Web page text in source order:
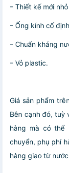
– Thiết kế mới
– Ống kính cố
– Chuẩn kháng
– Vỏ plastic.
Giá sản phẩm
Bên cạnh đó, tuỳ
hàng mà có thể
chuyển, phụ phí
hàng giao từ